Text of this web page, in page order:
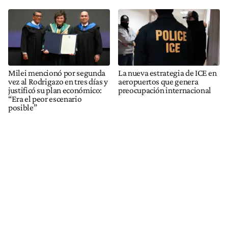
Milei mencionó por segunda
vez al Rodrigazo en tres días y
justificó su plan económico:
“Era el peor escenario
posible”
La nueva estrategia de ICE en
aeropuertos que genera
preocupación internacional